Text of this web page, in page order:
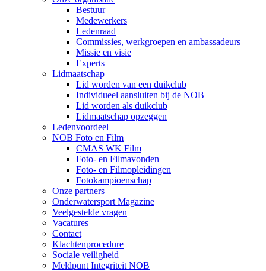
Bestuur
Medewerkers
Ledenraad
Commissies, werkgroepen en ambassadeurs
Missie en visie
Experts
Lidmaatschap
Lid worden van een duikclub
Individueel aansluiten bij de NOB
Lid worden als duikclub
Lidmaatschap opzeggen
Ledenvoordeel
NOB Foto en Film
CMAS WK Film
Foto- en Filmavonden
Foto- en Filmopleidingen
Fotokampioenschap
Onze partners
Onderwatersport Magazine
Veelgestelde vragen
Vacatures
Contact
Klachtenprocedure
Sociale veiligheid
Meldpunt Integriteit NOB